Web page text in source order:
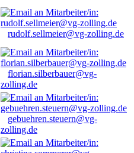
rudolf.sellmeier@vg-zolling.de
florian.silberbauer@vg-
zolling.de
gebuehren.steuern@vg-
zolling.de